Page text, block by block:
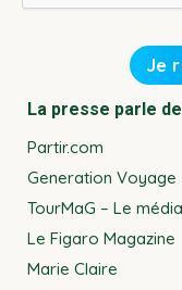
La presse parle
Partir.com
Generation Voyage
TourMaG – Le
Le Figaro Magazine
Marie Claire